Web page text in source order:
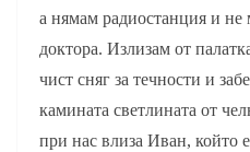
а нямам радиостанция и не
доктора. Излизам от
чист сняг за течности и
камината светлината от
при нас влиза Иван, който